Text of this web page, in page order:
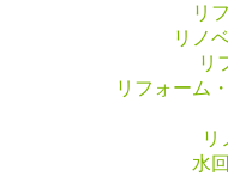
リ
リノ
リ
リフォーム
リ
水